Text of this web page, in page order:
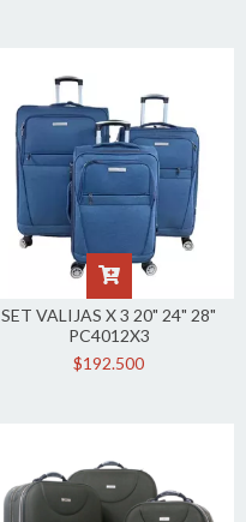
SET VALIJAS X 3 20" 24" 28"
PC4012X3
$192.500